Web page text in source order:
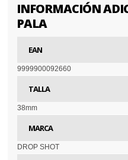
INFORMACIÓN
PALA
EAN
9999900092660
TALLA
38mm
MARCA
DROP SHOT